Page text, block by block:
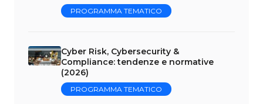
PROGRAMMA TEMATICO
Cyber Risk, Cybersecurity &
Compliance: tendenze e normative
(2026)
PROGRAMMA TEMATICO